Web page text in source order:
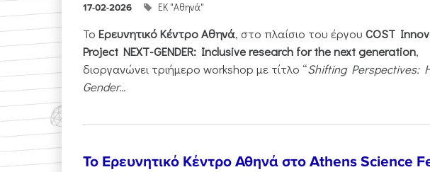
17-02-2026 ΕΚ "Αθηνά"
Το Ερευνητικό Κέντρο Αθηνά, στο πλαίσιο του έργου COST
Project NEXT-GENDER: Inclusive research for the next generation,
διοργανώνει τριήμερο workshop με τίτλο “Shifting Perspectives:
Gender...
Το Ερευνητικό Κέντρο Αθηνά στο Athens Science